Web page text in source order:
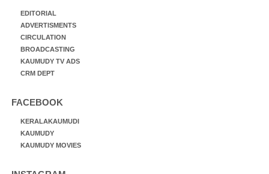
EDITORIAL
ADVERTISMENTS
CIRCULATION
BROADCASTING
KAUMUDY TV ADS
CRM DEPT
FACEBOOK
KERALAKAUMUDI
KAUMUDY
KAUMUDY MOVIES